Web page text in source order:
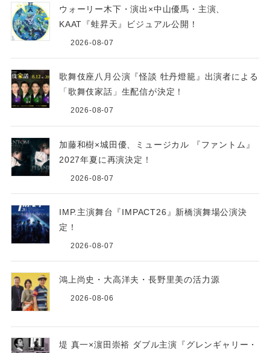
ウォーリー木下・演出×中山優馬・主演、
KAAT『蛙昇天』ビジュアル公開！
2026-08-07
歌舞伎座八月公演『怪談 牡丹燈籠』出演者による
「歌舞伎家話」生配信が決定！
2026-08-07
加藤和樹×城田優、ミュージカル 『ファントム』
2027年夏に再演決定！
2026-08-07
IMP.主演舞台『IMPACT26』新橋演舞場公演決
定！
2026-08-07
鴻上尚史・大高洋夫・長野里美の活力源
2026-08-06
堤 真一×濵田崇裕 ダブル主演『グレンギャリー・